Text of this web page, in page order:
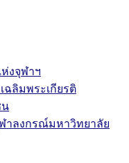
งจุฬาฯ
ฉลิมพระเกียรติ
น
าลงกรณ์มหาวิทยาลัย